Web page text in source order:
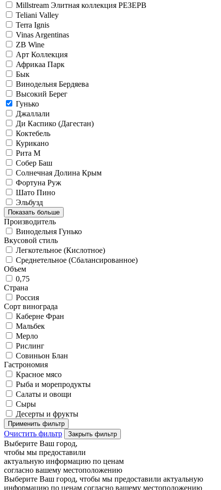
Millstream Элитная коллекция РЕЗЕРВ
Teliani Valley
Terra Ignis
Vinas Argentinas
ZB Wine
Арт Коллекция
Африкаа Парк
Бык
Винодельня Бердяева
Высокий Берег
Гунько
Джаллали
Ди Каспико (Дагестан)
Коктебель
Курикано
Рита М
Собер Баш
Солнечная Долина Крым
Фортуна Руж
Шато Пино
Эльбузд
Показать больше
Производитель
Винодельня Гунько
Вкусовой стиль
Легкотельное (Кислотное)
Среднетельное (Сбалансированное)
Объем
0,75
Страна
Россия
Сорт винограда
Каберне Фран
Мальбек
Мерло
Рислинг
Совиньон Блан
Гастрономия
Красное мясо
Рыба и морепродукты
Салаты и овощи
Сыры
Десерты и фрукты
Применить фильтр
Очистить фильтр Закрыть фильтр
Выберите Ваш город,
чтобы мы предоставили
актуальную информацию по ценам
согласно вашему местоположению
Выберите Ваш город, чтобы мы предоставили актуальную
информацию по ценам согласно вашему местоположению